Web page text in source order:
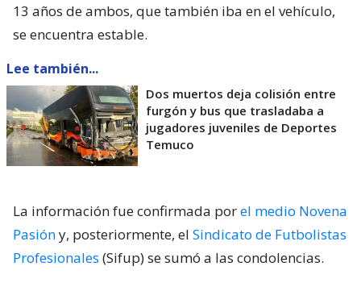
13 años de ambos, que también iba en el vehículo,
se encuentra estable.
Lee también...
Dos muertos deja colisión entre
furgón y bus que trasladaba a
jugadores juveniles de Deportes
Temuco
La información fue confirmada porel medio Novena
Pasióny, posteriormente, el Sindicato de Futbolistas
Profesionales (Sifup) se sumó a las condolencias.